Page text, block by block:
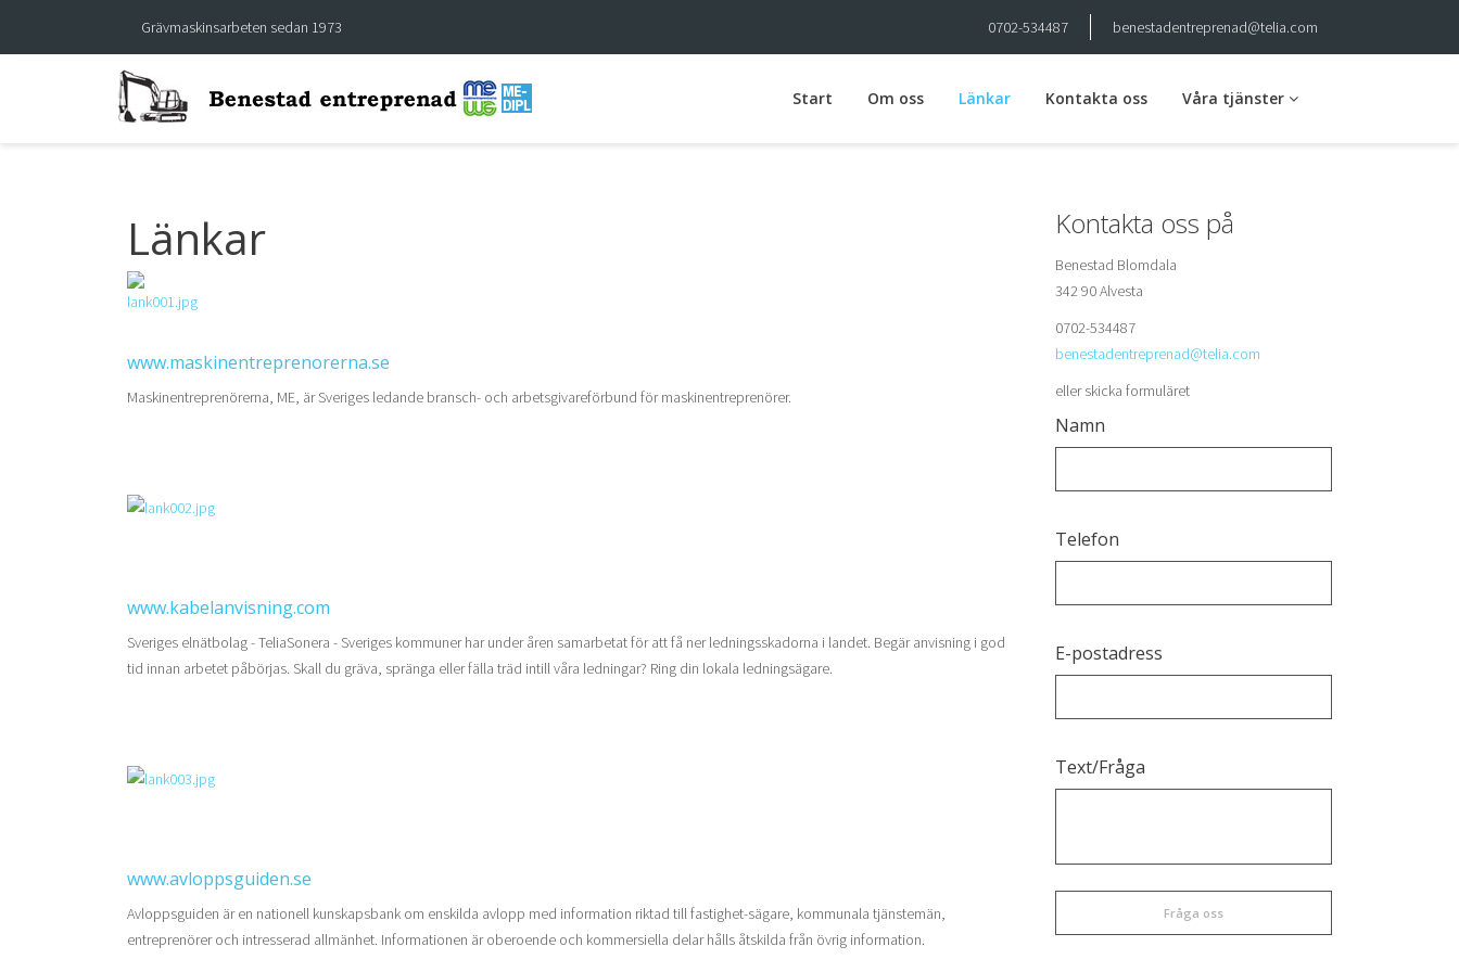
Grävmaskinsarbeten sedan 1973 benestadentreprenad@telia.com
0702-534487
Start Om oss Länkar Kontakta oss Våra tjänster
Avlopp
Grus & Matjord
Länkar
www.maskinentreprenorerna.se
Maskinentreprenörerna, ME, är Sveriges ledande bransch- och arbetsgivareförbund för maskinentreprenörer.
www.kabelanvisning.com
Sveriges elnätbolag - TeliaSonera - Sveriges kommuner har under åren samarbetat för att få ner ledningsskadorna i landet. Begär anvisning i god
tid innan arbetet påbörjas. Skall du gräva, spränga eller fälla träd intill våra ledningar? Ring din lokala ledningsägare.
www.avloppsguiden.se
Avloppsguiden är en nationell kunskapsbank om enskilda avlopp med information riktad till fastighet-sägare, kommunala tjänstemän,
entreprenörer och intresserad allmänhet. Informationen är oberoende och kommersiella delar hålls åtskilda från övrig information.
Kontakta oss på
Benestad Blomdala
342 90 Alvesta
0702-534487
benestadentreprenad@telia.com
eller skicka formuläret
Namn
Telefon
E-postadress
Text/Fråga